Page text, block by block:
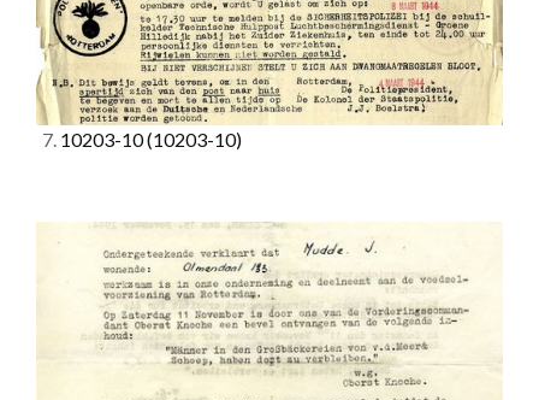
7. 10203-10(10203-10)